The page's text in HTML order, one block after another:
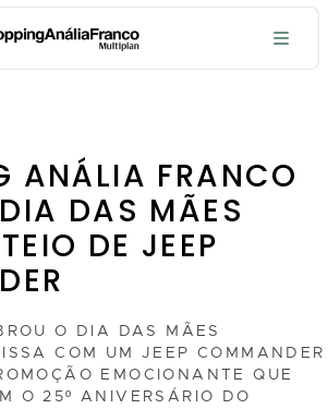
ANÁLIA FRANCO
DAS MÃES
DE JEEP
O DIA DAS MÃES
COM UM JEEP COMMANDER
EMOCIONANTE QUE
O 25º ANIVERSÁRIO DO